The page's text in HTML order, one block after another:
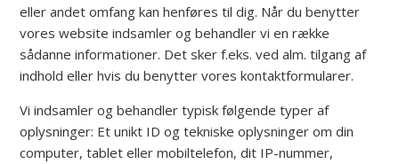
eller andet omfang kan henføres til dig. Når du benytter
vores website indsamler og behandler vi en række
sådanne informationer. Det sker f.eks. ved alm. tilgang af
indhold eller hvis du benytter vores kontaktformularer.
Vi indsamler og behandler typisk følgende typer af
oplysninger: Et unikt ID og tekniske oplysninger om din
computer, tablet eller mobiltelefon, dit IP-nummer,